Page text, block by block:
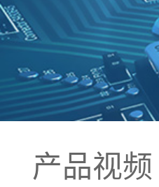
产品视频